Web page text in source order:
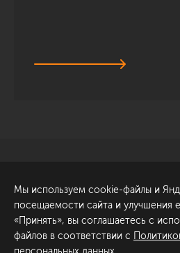
ул. Академика Павлова, 6
к1
+7 (812) 200-95-55
Мы используем cookie-файлы и
посещаемости сайта и улучшения
«Принять», вы соглашаетесь с
файлов в соответствии с